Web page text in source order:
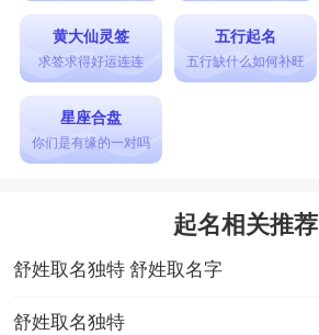
黄大仙灵签
求签求得好运连连
五行起名
五行缺什么如何补旺
星座合盘
你们是有缘的一对吗
起名相关推荐
舒姓取名独特 舒姓取名字
舒姓取名独特